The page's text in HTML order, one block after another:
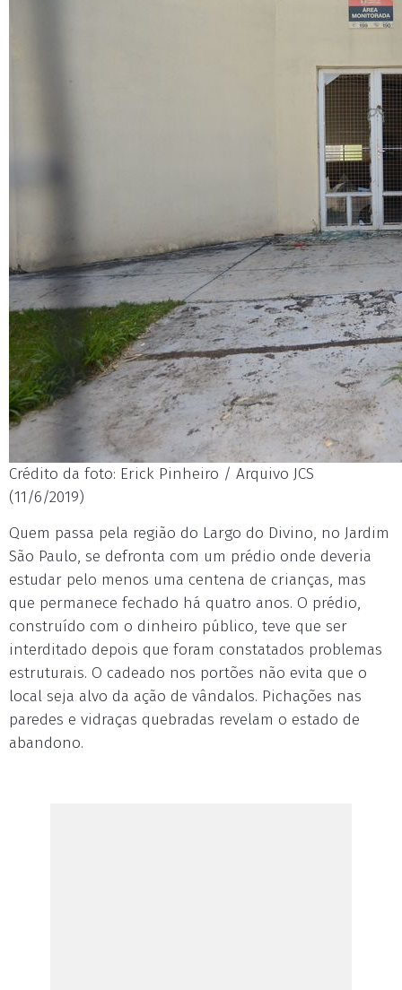
Crédito da foto: Erick Pinheiro / Arquivo JCS
(11/6/2019)
Quem passa pela região do Largo do Divino, no Jardim
São Paulo, se defronta com um prédio onde deveria
estudar pelo menos uma centena de crianças, mas
que permanece fechado há quatro anos. O prédio,
construído com o dinheiro público, teve que ser
interditado depois que foram constatados problemas
estruturais. O cadeado nos portões não evita que o
local seja alvo da ação de vândalos. Pichações nas
paredes e vidraças quebradas revelam o estado de
abandono.